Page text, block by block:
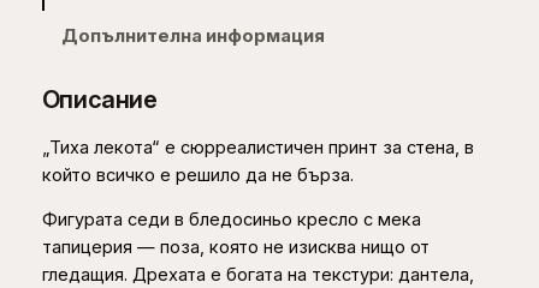
t
o
u
g
h
з
х
а
л
Допълнителна информация
Описание
„Тиха лекота“ е сюрреалистичен принт за стена, в
който всичко е решило да не бърза.
Фигурата седи в бледосиньо кресло с мека
тапицерия — поза, която не изисква нищо от
гледащия. Дрехата е богата на текстури: дантела,